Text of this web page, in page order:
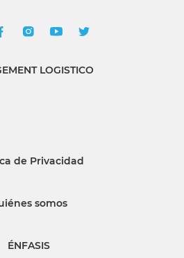
LOGISTICO
de Privacidad
somos
ÉNFASIS